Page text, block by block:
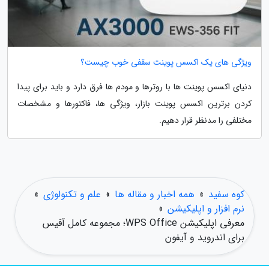
ویژگی های یک اکسس پوینت سقفی خوب چیست؟
دنیای اکسس پوینت ها با روترها و مودم ها فرق دارد و باید برای پیدا
کردن برترین اکسس پوینت بازار، ویژگی ها، فاکتورها و مشخصات
مختلفی را مدنظر قرار دهیم.
کوه سفید » همه اخبار و مقاله ها » علم و تکنولوژی »
نرم افزار و اپلیکیشن »
معرفی اپلیکیشن WPS Office؛ مجموعه کامل آفیس
برای اندروید و آیفون